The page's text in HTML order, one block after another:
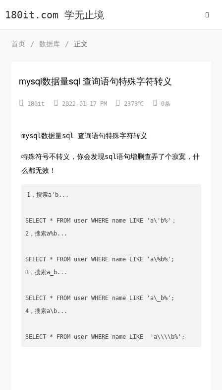
180it.com 学无止境
首页 / 数据库 / 正文
mysql数据量sql 查询语句特殊字符转义
 180it  2022-01-17 PM  2373℃  0条
mysql数据量sql 查询语句特殊字符转义
特殊符号不转义，你会发现sql语句增删查弄了个寂寞，什
么都无效！
1，搜索a'b...
SELECT * FROM user WHERE name LIKE 'a\'b%'；
2，搜索a%b...
SELECT * FROM user WHERE name LIKE 'a\%b%';
3，搜索a_b...
SELECT * FROM user WHERE name LIKE 'a\_b%';
4，搜索a\b...
SELECT * FROM user WHERE name LIKE  'a\\\\b%';